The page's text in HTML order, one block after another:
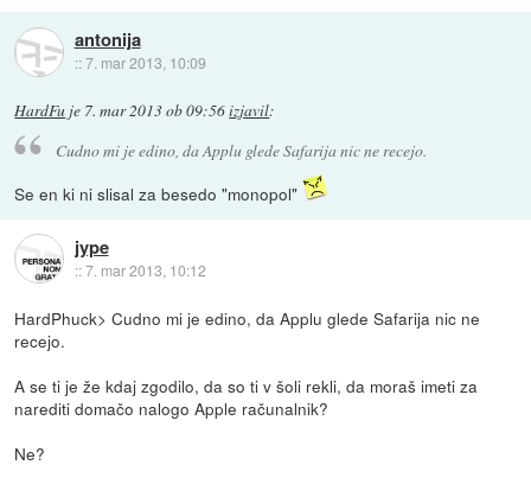
antonija
::7. mar 2013, 10:09
HardFu je 7. mar 2013 ob 09:56izjavil:
Cudno mi je edino, da Applu glede Safarija nic ne recejo.
Se en ki ni slisal za besedo "monopol"
jype
::7. mar 2013, 10:12
HardPhuck> Cudno mi je edino, da Applu glede Safarija nic ne
recejo.
A se ti je že kdaj zgodilo, da so ti v šoli rekli, da moraš imeti za
narediti domačo nalogo Apple računalnik?
Ne?